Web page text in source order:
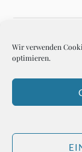
Wir verwenden
optimieren.
BLOGROLL
Autoren-Brief
Hemingways